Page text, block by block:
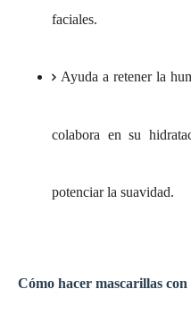
faciales.
Ayuda a retener la
colabora en su
potenciar la suavidad.
Cómo hacer mascarillas